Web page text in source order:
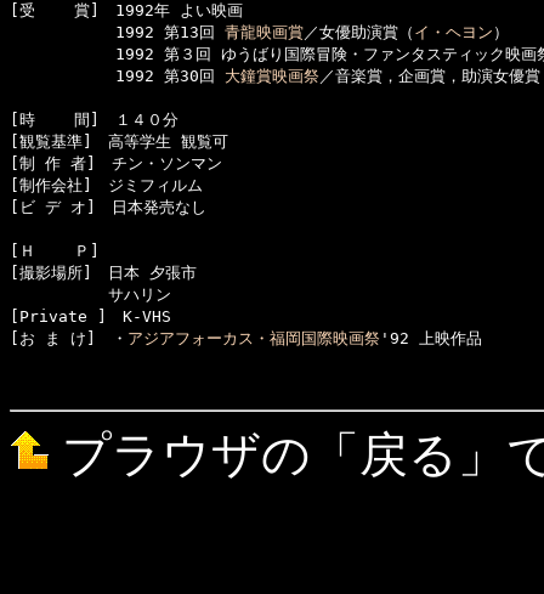
[受    賞]　1992年 よい映画
      　　　1992 第13回
青龍映画賞／女優助演賞（ イ・ヘヨン ）
　　　1992 第３回 ゆうばり国際冒険・ファンタスティック映画
      　　　1992 第30回
大鐘賞映画祭／音楽賞，企画賞，助演女優賞
[時    間]　１４０分
[観覧基準]　高等学生 観覧可
[制 作 者]　チン・ソンマン
[制作会社]　ジミフィルム
[ビ デ オ]　日本発売なし
[Ｈ    Ｐ]
[撮影場所]　日本 夕張市
  　　　　　サハリン
[Private ]　K-VHS
[お ま け]　・ アジアフォーカス・福岡国際映画祭 '92 上映作品
プラウザの「戻る」